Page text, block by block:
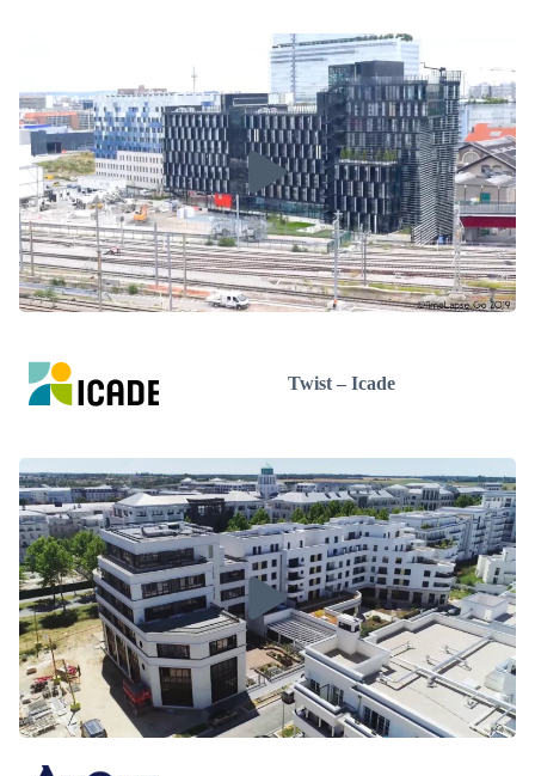
Twist – Icade